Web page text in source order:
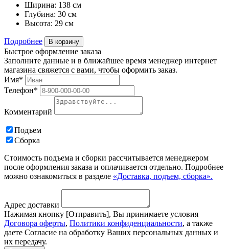
Ширина: 138 см
Глубина: 30 см
Высота: 29 см
Подробнее В корзину
Быстрое оформление заказа
Заполните данные и в ближайшее время менеджер интернет
магазина свяжется с вами, чтобы оформить заказ.
Имя*
Телефон*
Комментарий
Подъем
Сборка
Стоимость подъема и сборки рассчитывается менеджером
после оформления заказа и оплачивается отдельно. Подробнее
можно ознакомиться в разделе «Доставка, подъем, сборка».
Адрес доставки
Нажимая кнопку [Отправить], Вы принимаете условия
Договора оферты, Политики конфиденциальности, а также
даете Согласие на обработку Ваших персональных данных и
их передачу.